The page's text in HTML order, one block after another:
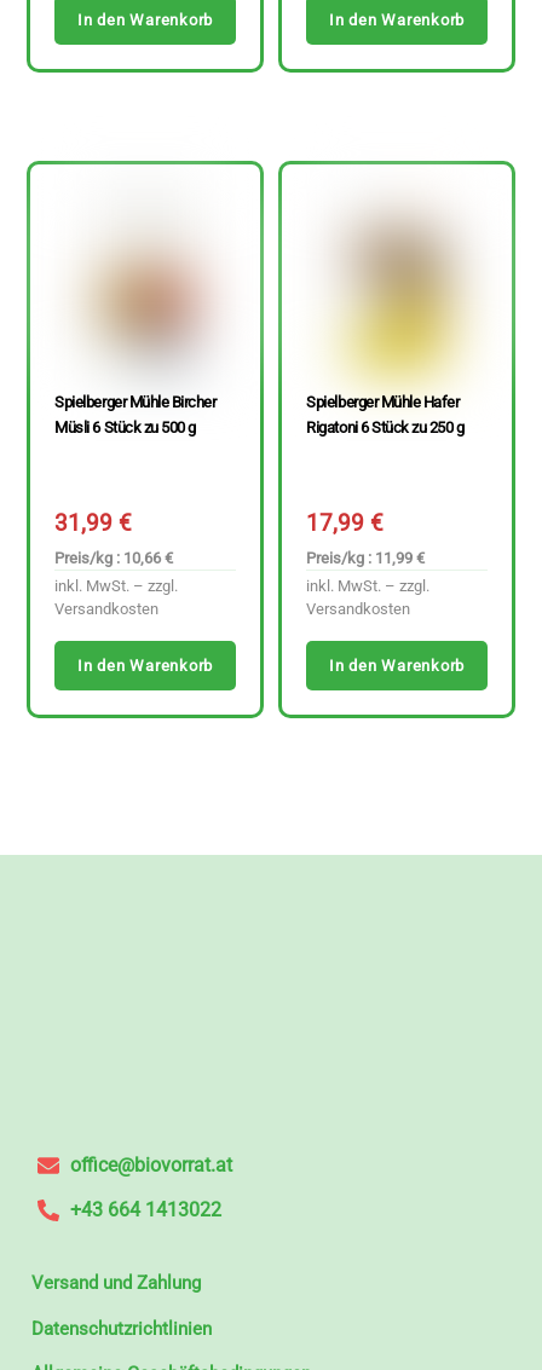
In den Warenkorb In den Warenkorb
Spielberger Mühle Bircher
Müsli 6 Stück zu 500 g
31,99€
Preis/kg : 10,66 €
inkl. MwSt. – zzgl.
Versandkosten
In den Warenkorb
Spielberger Mühle Hafer
Rigatoni 6 Stück zu 250 g
17,99€
Preis/kg : 11,99 €
inkl. MwSt. – zzgl.
Versandkosten
In den Warenkorb
office@biovorrat.at
+43 664 1413022
Versand und Zahlung
Datenschutzrichtlinien